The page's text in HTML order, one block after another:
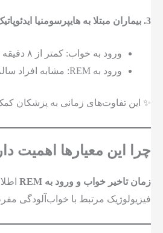
3. بیماران مبتلا به هایپرسومنیا ایدئوپاتیک:
ورود به خواب: کمتر از ۸ دقیقه
ورود به REM: مشابه افراد سالم (۷۰-۹۰ دقیقه)
✨ این تفاوت‌های زمانی به پزشکان کمک
چرا این معیارها اهمیت
زمان تاخیر خواب و ورود به REM
فیزیولوژیک مرتبط با خواب‌آلودگی